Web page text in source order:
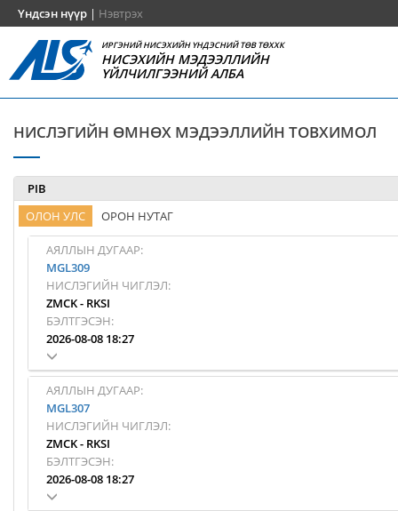
Үндсэн нүүр | Нэвтрэх
ИРГЭНИЙ НИСЭХИЙН ҮНДЭСНИЙ ТӨВ ТӨХХК
НИСЭХИЙН МЭДЭЭЛЛИЙН
ҮЙЛЧИЛГЭЭНИЙ АЛБА
НИСЛЭГИЙН ӨМНӨХ МЭДЭЭЛЛИЙН ТОВХИМОЛ
PIB
ОЛОН УЛС
ОРОН НУТАГ
АЯЛЛЫН ДУГААР:
MGL309
НИСЛЭГИЙН ЧИГЛЭЛ:
ZMCK- RKSI
БЭЛТГЭСЭН:
2026-08-08 18:27
АЯЛЛЫН ДУГААР:
MGL307
НИСЛЭГИЙН ЧИГЛЭЛ:
ZMCK- RKSI
БЭЛТГЭСЭН:
2026-08-08 18:27